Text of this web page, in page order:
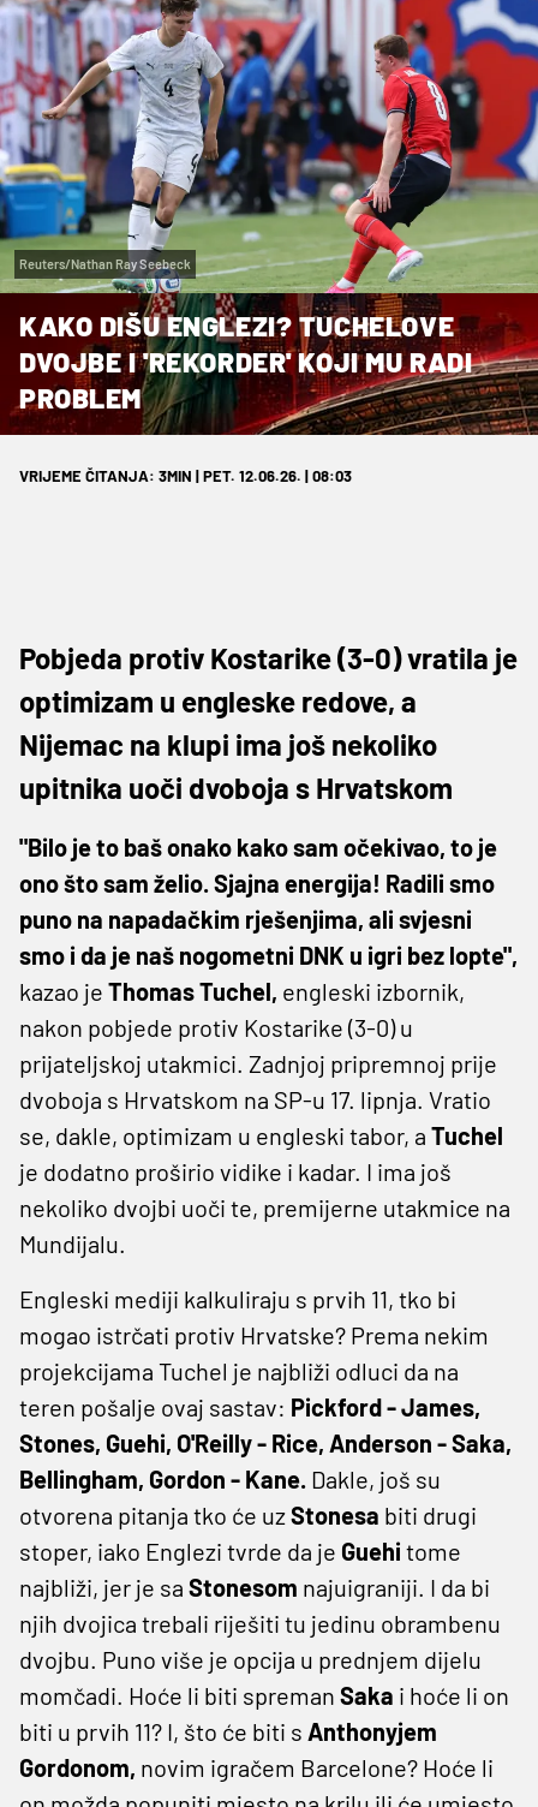
Reuters/Nathan Ray Seebeck
KAKO DIŠU ENGLEZI? TUCHELOVE
DVOJBE I 'REKORDER' KOJI MU RADI
PROBLEM
VRIJEME ČITANJA: 3MIN | PET. 12.06.26. | 08:03
Pobjeda protiv Kostarike (3-0) vratila je
optimizam u engleske redove, a
Nijemac na klupi ima još nekoliko
upitnika uoči dvoboja s Hrvatskom
"Bilo je to baš onako kako sam očekivao, to je
ono što sam želio. Sjajna energija! Radili smo
puno na napadačkim rješenjima, ali svjesni
smo i da je naš nogometni DNK u igri bez lopte",
kazao je Thomas Tuchel, engleski izbornik,
nakon pobjede protiv Kostarike (3-0) u
prijateljskoj utakmici. Zadnjoj pripremnoj prije
dvoboja s Hrvatskom na SP-u 17. lipnja. Vratio
se, dakle, optimizam u engleski tabor, a Tuchel
je dodatno proširio vidike i kadar. I ima još
nekoliko dvojbi uoči te, premijerne utakmice na
Mundijalu.
Engleski mediji kalkuliraju s prvih 11, tko bi
mogao istrčati protiv Hrvatske? Prema nekim
projekcijama Tuchel je najbliži odluci da na
teren pošalje ovaj sastav: Pickford - James,
Stones, Guehi, O'Reilly - Rice, Anderson - Saka,
Bellingham, Gordon - Kane. Dakle, još su
otvorena pitanja tko će uzStonesa biti drugi
stoper, iako Englezi tvrde da je Guehi tome
najbliži, jer je sa Stonesom najuigraniji. I da bi
njih dvojica trebali riješiti tu jedinu obrambenu
dvojbu. Puno više je opcija u prednjem dijelu
momčadi. Hoće li biti spreman Saka i hoće li on
biti u prvih 11? I, što će biti s Anthonyjem
Gordonom, novim igračem Barcelone? Hoće li